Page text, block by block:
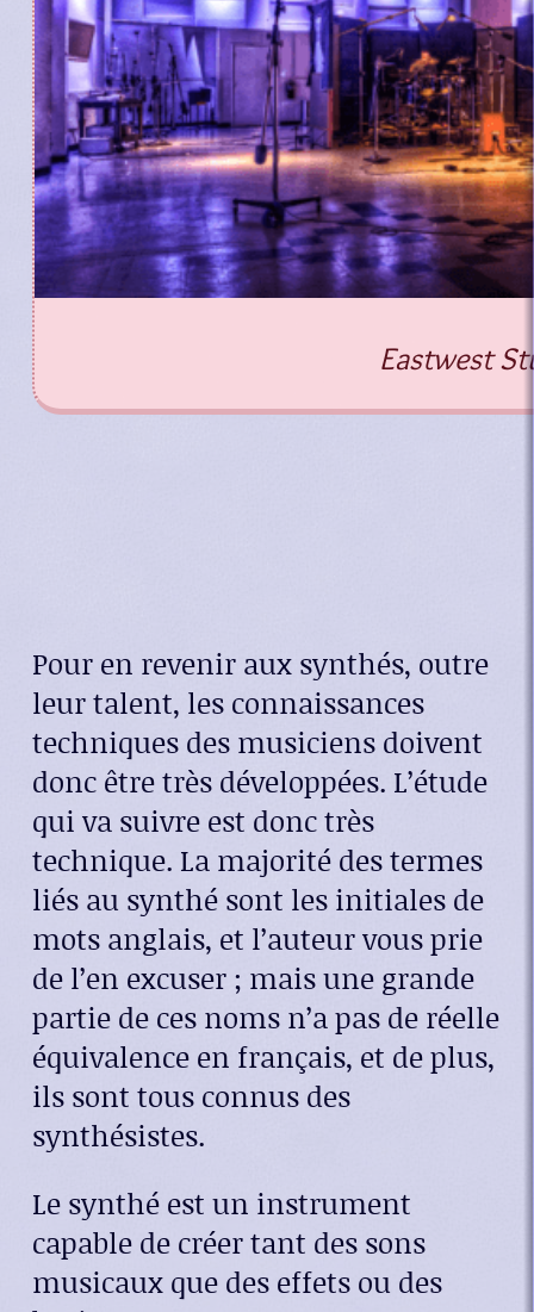
Eastwest
Pour en revenir aux synthés, outre
leur talent, les connaissances
techniques des musiciens doivent
donc être très développées. L’étude
qui va suivre est donc très
technique. La majorité des termes
liés au synthé sont les initiales de
mots anglais, et l’auteur vous prie
de l’en excuser ; mais une grande
partie de ces noms n’a pas de réelle
équivalence en français, et de plus,
ils sont tous connus des
synthésistes.
Le synthé est un instrument
capable de créer tant des sons
musicaux que des effets ou des